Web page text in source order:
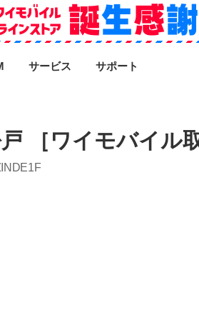
サービス サポート
［ワイモバイル取